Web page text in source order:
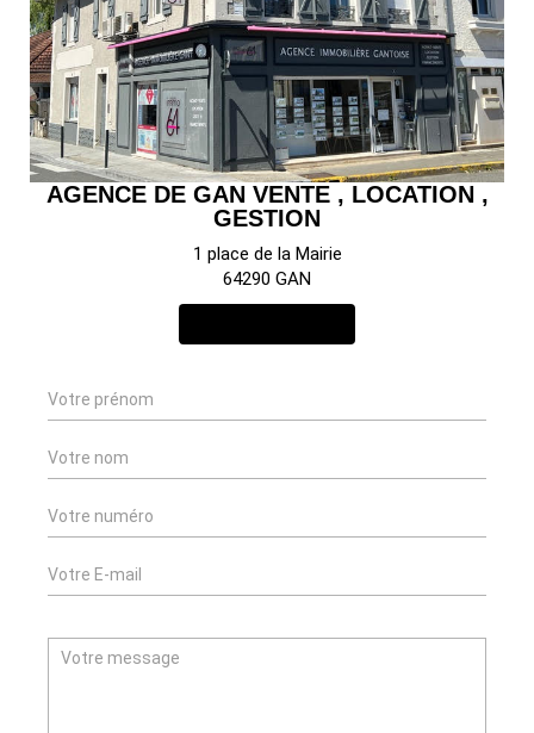
AGENCE DE GAN VENTE , LOCATION ,
GESTION
1 place de la Mairie
64290 GAN